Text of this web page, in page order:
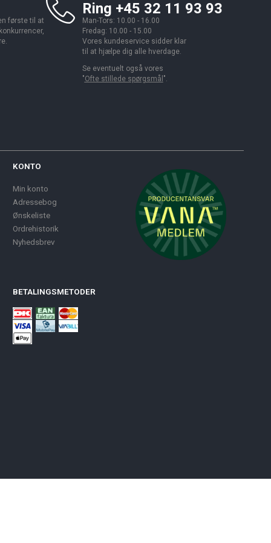
første til at
Ring +45 32 11 93 93
Man-Tors: 10.00 - 16.00
Fredag: 10.00 - 15.00
Vores kundeservice sidder klar
til at hjælpe dig alle hverdage.
Se eventuelt også vores
"Ofte stillede spørgsmål ".
KONTO
Min konto
Adressebog
Ønskeliste
Ordrehistorik
Nyhedsbrev
BETALINGSMETODER